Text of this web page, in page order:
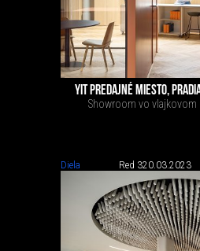
YIT PREDAJNÉ MIESTO,
Showroom vo vlajkovom
Diela Red 320.03.2023